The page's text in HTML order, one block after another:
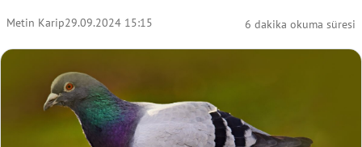
Metin Karip29.09.2024 15:15 6 dakika okuma süresi